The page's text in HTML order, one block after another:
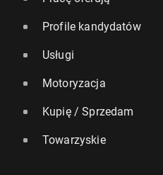
Profile kandydatów
Usługi
Motoryzacja
Kupię / Sprzedam
Towarzyskie